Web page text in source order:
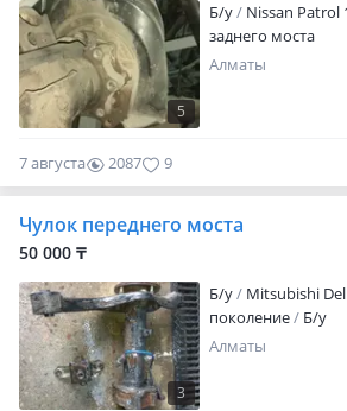
5
Б/y Nissan Patrol
заднего моста
Алматы
7 августа 2087 9
Чулок переднего моста
50 000 ₸
3
Б/y
Mitsubishi
поколение
Б/у
Алматы